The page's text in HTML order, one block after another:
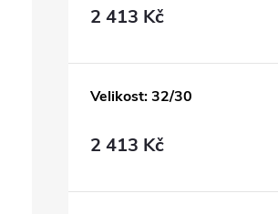
2 413 Kč
Velikost: 32/30
2 413 Kč